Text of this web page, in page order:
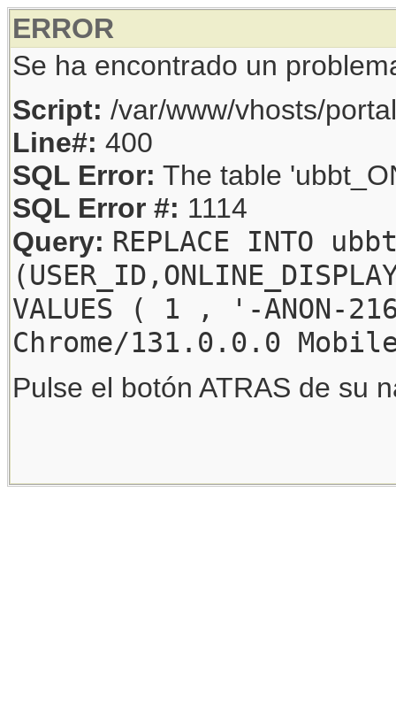
ERROR
Se ha encontrado un
Script: /var/www/vhosts/
Line#: 400
SQL Error: The table
SQL Error #: 1114
Query: REPLACE INTO
VALUES ( 1 , '-
Chrome/131.0.0.0
Pulse el botón ATRAS de su